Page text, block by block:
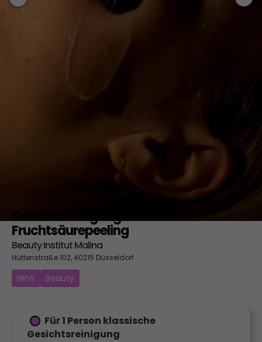
Gesichtsreinigung mit
Fruchtsäurepeeling
Beauty Institut Malina
Hüttenstraße 102, 40215 Düsseldorf
NRW Beauty
Für 1 Person klassische
Gesichtsreinigung